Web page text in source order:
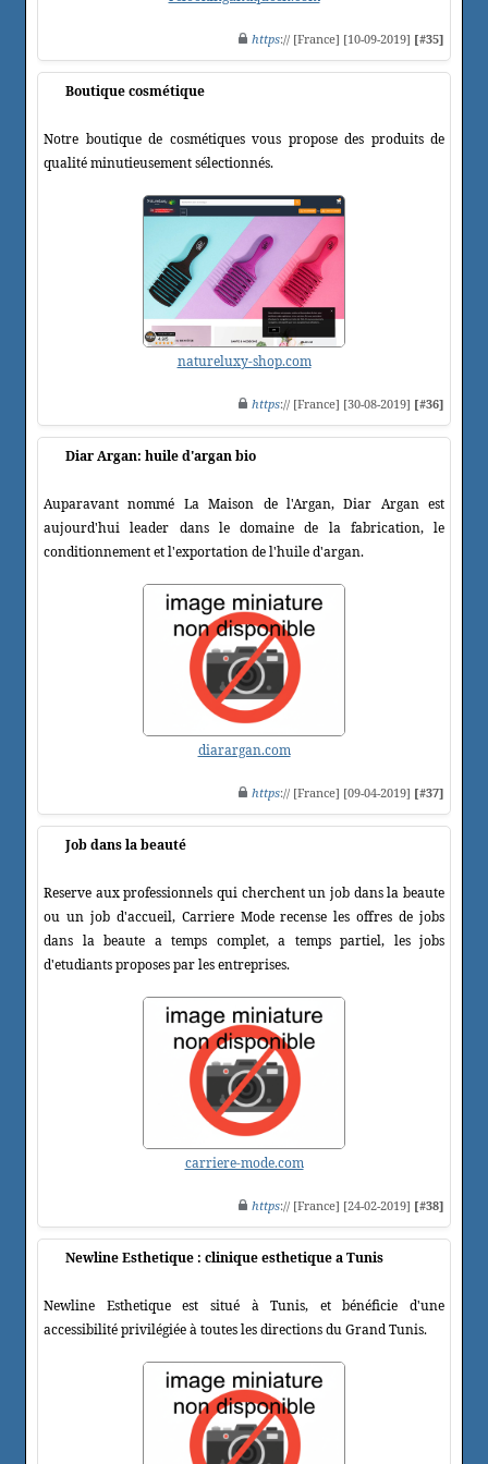
https:// [France] [10-09-2019] [#35]
Boutique cosmétique
Notre boutique de cosmétiques vous propose des produits de
qualité minutieusement sélectionnés.
natureluxy-shop.com
https:// [France] [30-08-2019] [#36]
Diar Argan: huile d'argan bio
Auparavant nommé La Maison de l'Argan, Diar Argan est
aujourd'hui leader dans le domaine de la fabrication, le
conditionnement et l'exportation de l'huile d'argan.
diarargan.com
https:// [France] [09-04-2019] [#37]
Job dans la beauté
Reserve aux professionnels qui cherchent un job dans la beaute
ou un job d'accueil, Carriere Mode recense les offres de jobs
dans la beaute a temps complet, a temps partiel, les jobs
d'etudiants proposes par les entreprises.
carriere-mode.com
https:// [France] [24-02-2019] [#38]
Newline Esthetique : clinique esthetique a Tunis
Newline Esthetique est situé à Tunis, et bénéficie d'une
accessibilité privilégiée à toutes les directions du Grand Tunis.